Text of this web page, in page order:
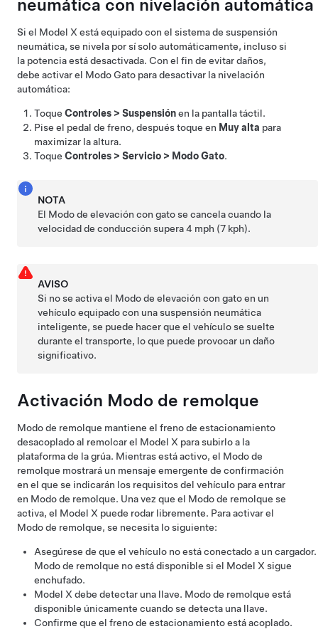
neumática con nivelación automática
Si el Model X está equipado con el sistema de suspensión
neumática, se nivela por sí solo automáticamente, incluso si
la potencia está desactivada. Con el fin de evitar daños,
debe activar el Modo Gato para desactivar la nivelación
automática:
Toque Controles > Suspensiónen la pantalla táctil.
Pise el pedal de freno, después toque en Muy alta para
maximizar la altura.
Toque Controles > Servicio > Modo Gato.
NOTA
El Modo de elevación con gato se cancela cuando la
velocidad de conducción supera4 mph (7 kph).
AVISO
Si no se activa el Modo de elevación con gato en un
vehículo equipado con una suspensión neumática
inteligente, se puede hacer que el vehículo se suelte
durante el transporte, lo que puede provocar un daño
significativo.
Activación Modo de remolque
Modo de remolque mantiene el freno de estacionamiento
desacoplado al remolcar el Model X para subirlo a la
plataforma de la grúa. Mientras está activo, el Modo de
remolque mostrará un mensaje emergente de confirmación
en el que se indicarán los requisitos del vehículo para entrar
en Modo de remolque. Una vez que el Modo de remolque se
activa, el Model X puede rodar libremente. Para activar el
Modo de remolque, se necesita lo siguiente:
Asegúrese de que el vehículo no está conectado a un cargador.
Modo de remolque no está disponible si el Model X sigue
enchufado.
Model X debe detectar una llave. Modo de remolque está
disponible únicamente cuando se detecta una llave.
Confirme que el freno de estacionamiento está acoplado.